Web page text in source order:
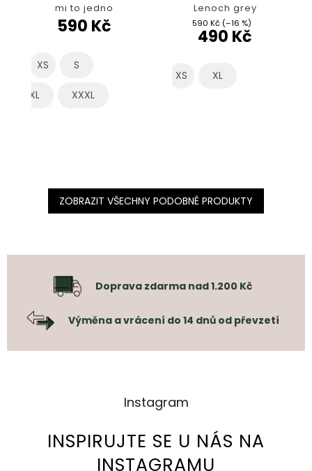
mi to jedno
590 Kč
XS S
XL XXXL
Lenoch grey
590 Kč (–16 %)
490 Kč
XS XL
ZOBRAZIT VŠECHNY PODOBNÉ PRODUKTY
Doprava zdarma nad 1.200 Kč
Výměna a vrácení do 14 dnů od převzetí
Instagram
INSPIRUJTE SE U NÁS NA
INSTAGRAMU